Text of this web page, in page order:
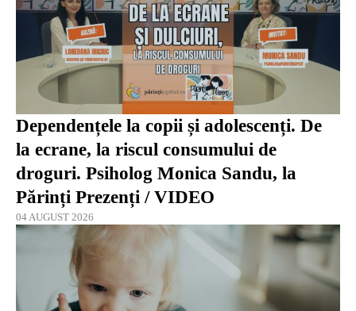
Dependențele la copii și adolescenți. De
la ecrane, la riscul consumului de
droguri. Psiholog Monica Sandu, la
Părinți Prezenți / VIDEO
04 AUGUST 2026